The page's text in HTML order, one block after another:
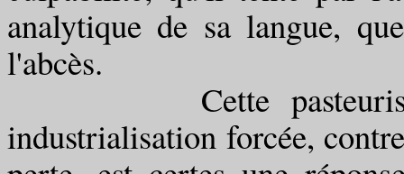
analytique de sa langue,
l'abcès.
Cette
industrialisation forcée,